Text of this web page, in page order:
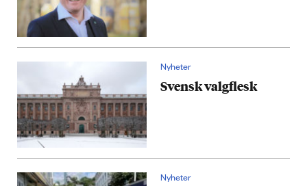
Nyheter
Svensk valgflesk
Nyheter